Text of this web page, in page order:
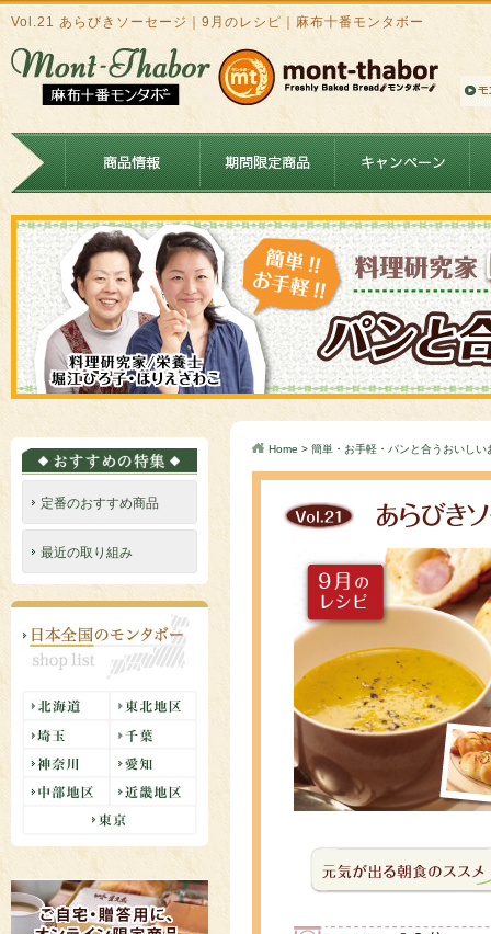
Vol.21 あらびきソーセージ｜9月のレシピ｜麻布十番モンタボー
Home > 簡単・お手軽・パンと合うおいし
定番のおすすめ商品
最近の取り組み